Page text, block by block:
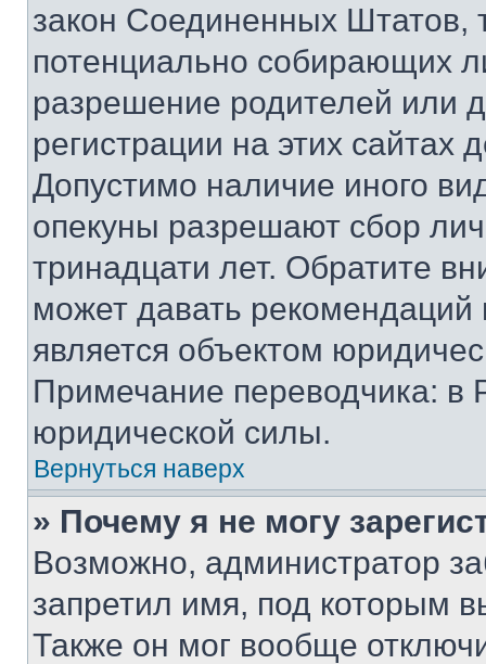
закон Соединенных Штатов,
потенциально собирающих
разрешение родителей или
регистрации на этих сайтах
Допустимо наличие иного
опекуны разрешают сбор
тринадцати лет. Обратите
может давать
является объектом
Примечание переводчика: в
юридической силы.
Вернуться наверх
» Почему я не могу
Возможно, администратор
запретил имя, под которым
Также он мог вообще